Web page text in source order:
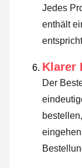
Jedes
enthält
Klarer
Der